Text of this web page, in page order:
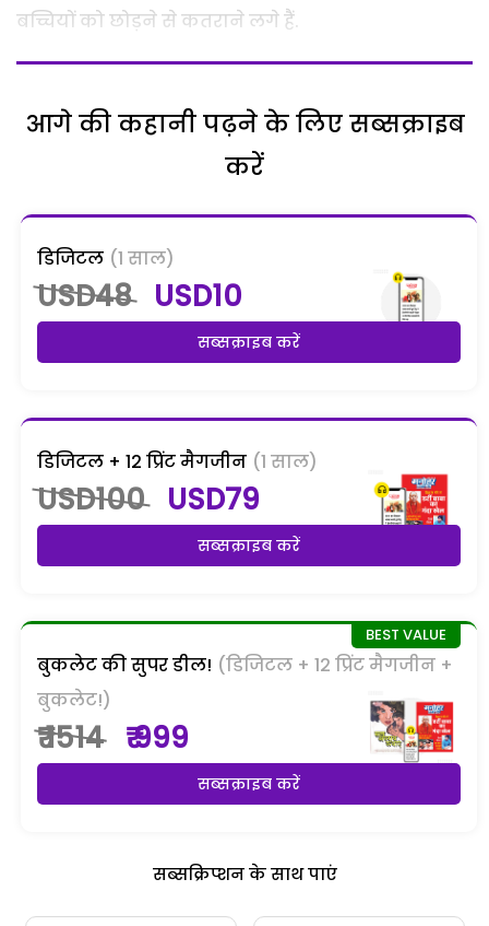
बच्चियों को छोड़ने से कतराने लगे हैं.
आगे की कहानी पढ़ने के लिए सब्सक्राइब
करें
डिजिटल (1 साल)
USD48 USD10
सब्सक्राइब करें
डिजिटल + 12 प्रिंट मैगजीन (1 साल)
USD100 USD79
सब्सक्राइब करें
बुकलेट की सुपर डील! (डिजिटल + 12 प्रिंट मैगजीन +
बुकलेट!)
₹ 1514 ₹ 999
सब्सक्राइब करें
सब्सक्रिप्शन के साथ पाएं